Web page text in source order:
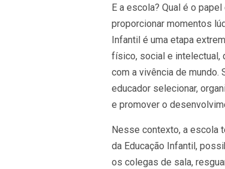
E a escola? Qual é o
proporcionar momentos
Infantil é uma etapa
físico, social e intelectual,
com a vivência de mundo.
educador selecionar,
e promover o
Nesse contexto, a escola
da Educação Infantil,
os colegas de sala,